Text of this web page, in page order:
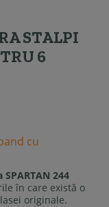
STALPI
6
cu
244
în care există o
originale.